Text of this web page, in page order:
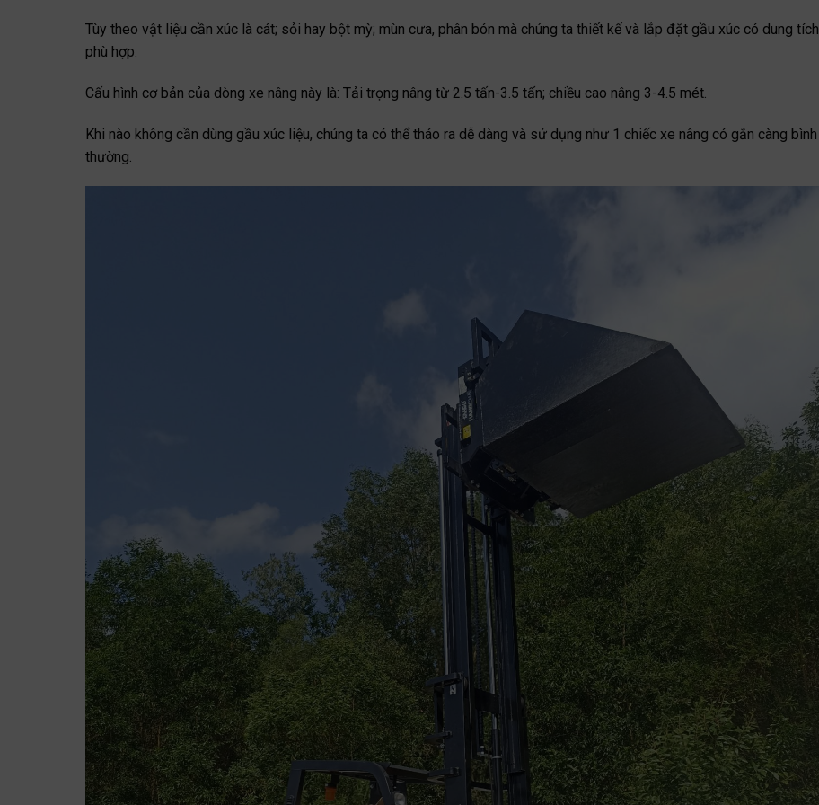
Tùy theo vật liệu cần xúc là cát; sỏi hay bột mỳ; mùn cưa, phân bón mà chúng ta thiết kế và lắp đặt gầu xúc có dung tích
phù hợp.
Cấu hình cơ bản của dòng xe nâng này là: Tải trọng nâng từ 2.5 tấn-3.5 tấn; chiều cao nâng 3-4.5 mét.
Khi nào không cần dùng gầu xúc liệu, chúng ta có thể tháo ra dễ dàng và sử dụng như 1 chiếc xe nâng có gắn càng bình
thường.